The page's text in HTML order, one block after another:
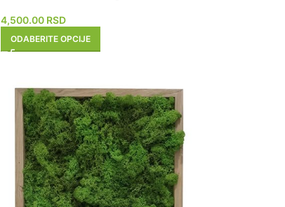
4,500.00 RSD
ODABERITE OPCIJE